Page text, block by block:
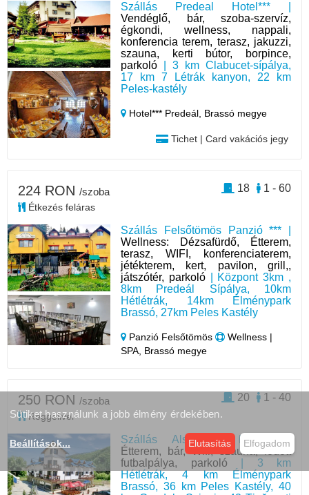
Szállás Predeal Hotel*** |
Vendéglő, bár, szoba-szervíz,
égkondi, wellness, nappali,
konferencia terem, terasz, jakuzzi,
szauna, kerti bútor, borpince,
parkoló | 3 km Clabucet-sípálya,
17 km 7 Létrák kanyon, 22 km
Peles-kastély
Hotel*** Predeál, Brassó megye
Tichet | Card vakációs jegy
Szállás Felsőtömös Panzió *** |
Wellness: Dézsafürdő, Étterem,
terasz, WIFI, konferenciaterem,
jétékterem, kert, pavilon, grill,,
játszótér, parkoló| Központ 3km ,
8km Predeál Sípálya, 10km
Hétlétrák, 14km Élménypark
Brassó, 27km Peles Kastély
Panzió Felsőtömös
Wellness |
SPA, Brassó megye
224 RON /szoba
Étkezés feláras
1 - 60
18
Szállás Alsótömös Hotel** |
Étterem, bár, Wifi, szauna, födött
futbalpálya, parkoló | 3 km
Hétlétrák, 4 km Élménypark
Brassó, 36 km Peles Kastély, 40
250 RON /szoba
Reggelivel
1 - 40
20
Sütiket használunk a jobb élmény érdekében.
Beállítások... Elutasítás Elfogadom